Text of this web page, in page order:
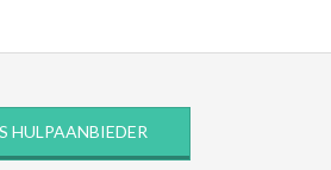
HULPAANBIEDER